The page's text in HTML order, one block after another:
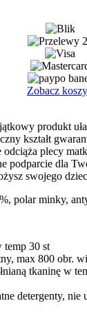
Zobacz
produkt
kształt
odciąża plecy
podparcie dla
swojego
%, polar minky,
temp 30 st
max 800 obr.
tkaninę w
detergenty,